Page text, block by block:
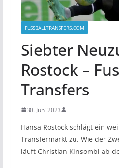
FUSSBALLTRANSFERS.COM
Siebter
Rostock –
Transfers
30. Juni 2023
Hansa Rostock schlägt ein
Transfermarkt zu. Wie der
läuft Christian Kinsombi ab